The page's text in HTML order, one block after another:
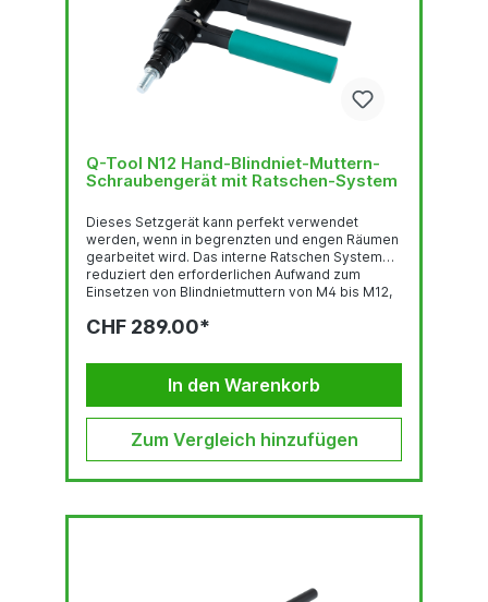
Q-Tool N12 Hand-Blindniet-Muttern-
Schraubengerät mit Ratschen-System
Dieses Setzgerät kann perfekt verwendet
werden, wenn in begrenzten und engen Räumen
gearbeitet wird. Das interne Ratschen System
reduziert den erforderlichen Aufwand zum
Einsetzen von Blindnietmuttern von M4 bis M12,
sind einfach austauschbar, unter Verwendung
von Zugbolzen für Blindnietschrauben
enthalten.ARBEITSBEREICH:Blindnietmuttern M4 |
M5 | M6 | M8 | M10 | M12 alle
WerkstoffeAUSRÜSTUNG/ZUBEHÖR:Umrüstsätz
CHF 289.00*
In den Warenkorb
Zum Vergleich hinzufügen